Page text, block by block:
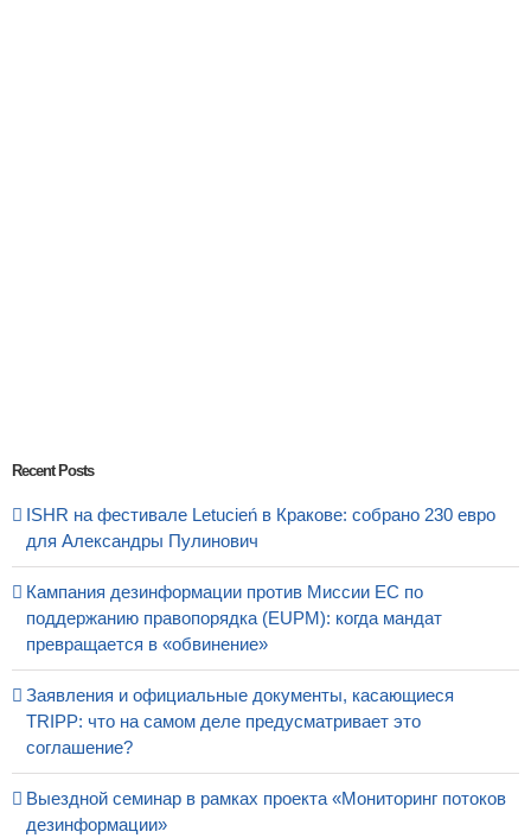
Recent Posts
ISHR на фестивале Letucień в Кракове: собрано 230 евро
для Александры Пулинович
Кампания дезинформации против Миссии ЕС по
поддержанию правопорядка (EUPM): когда мандат
превращается в «обвинение»
Заявления и официальные документы, касающиеся
TRIPP: что на самом деле предусматривает это
соглашение?
Выездной семинар в рамках проекта «Мониторинг потоков
дезинформации»